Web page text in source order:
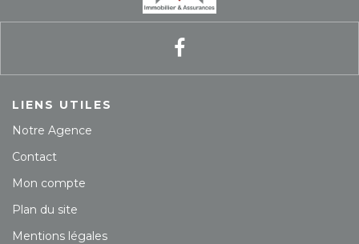
LIENS UTILES
Notre Agence
Contact
Mon compte
Plan du site
Mentions légales